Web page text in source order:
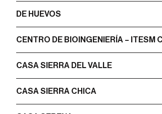
DE HUEVOS
CENTRO DE BIOINGENIERÍA – ITESM
CASA SIERRA DEL VALLE
CASA SIERRA CHICA